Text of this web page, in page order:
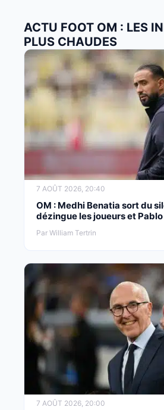
ACTU FOOT OM : LES
PLUS CHAUDES
7 AOÛT 2026, 20:40
OM : Medhi Benatia sort du
dézingue les joueurs et
Par William Tertrin
7 AOÛT 2026, 20:00